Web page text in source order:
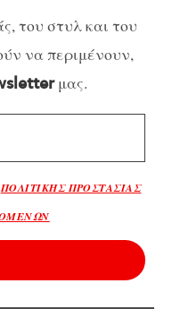
του στυλ και του
να περιμένουν,
μας.
ΠΟΛΙΤΙΚΗΣ ΠΡΟΣΤΑΣΙΑΣ